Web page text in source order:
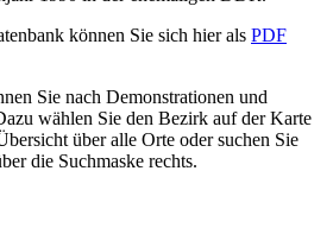
können Sie sich hier als PDF
Sie nach Demonstrationen und
wählen Sie den Bezirk auf der Karte
über alle Orte oder suchen Sie
die Suchmaske rechts.